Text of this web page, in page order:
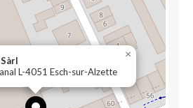
L-4051 Esch-sur-Alzette
×